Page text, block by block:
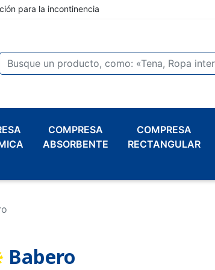
para la incontinencia
COMPRESA
ABSORBENTE
COMPRESA
RECTANGULAR
Babero